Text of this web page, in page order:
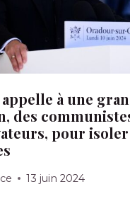
à une
des
pour
13 juin 2024